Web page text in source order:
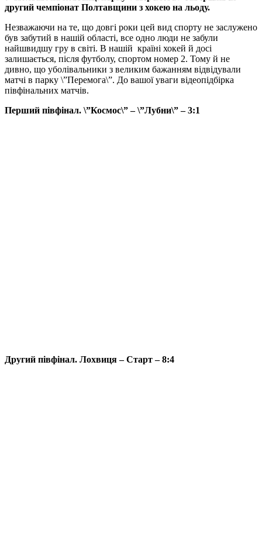
другий чемпіонат Полтавщини з хокею на льоду.
Незважаючи на те, що довгі роки цей вид спорту не заслужено
був забутий в нашій області, все одно люди не забули
найшвидшу гру в світі. В нашій країні хокей й досі
залишається, після футболу, спортом номер 2. Тому й не
дивно, що уболівальники з великим бажанням відвідували
матчі в парку \”Перемога\”. До вашої уваги відеопідбірка
півфінальних матчів.
Перший півфінал. \”Космос\” – \”Лубни\” – 3:1
Другий півфінал. Лохвиця – Старт – 8:4